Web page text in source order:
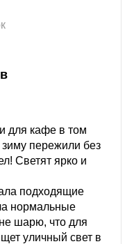
для кафе в том
зиму пережили без
Светят ярко и
подходящие
нормальные
шарю, что для
уличный свет в